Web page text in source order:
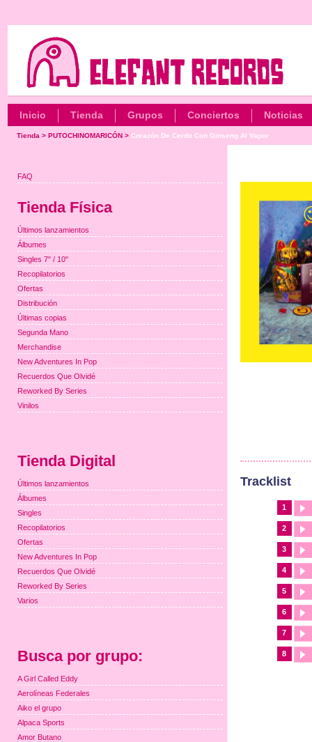
Inicio Tienda Grupos Conciertos Noticias
Tienda > PUTOCHINOMARICÓN> Corazón De Cerdo Con Ginseng Al Vapor
Tracklist
1
2
3
4
5
6
7
8
FAQ
Tienda Física
Últimos lanzamientos
Álbumes
Singles 7" / 10"
Recopilatorios
Ofertas
Distribución
Últimas copias
Segunda Mano
Merchandise
New Adventures In Pop
Recuerdos Que Olvidé
Reworked By Series
Vinilos
Tienda Digital
Últimos lanzamientos
Álbumes
Singles
Recopilatorios
Ofertas
New Adventures In Pop
Recuerdos Que Olvidé
Reworked By Series
Varios
Busca por grupo:
A Girl Called Eddy
Aerolíneas Federales
Aiko el grupo
Alpaca Sports
Amor Butano